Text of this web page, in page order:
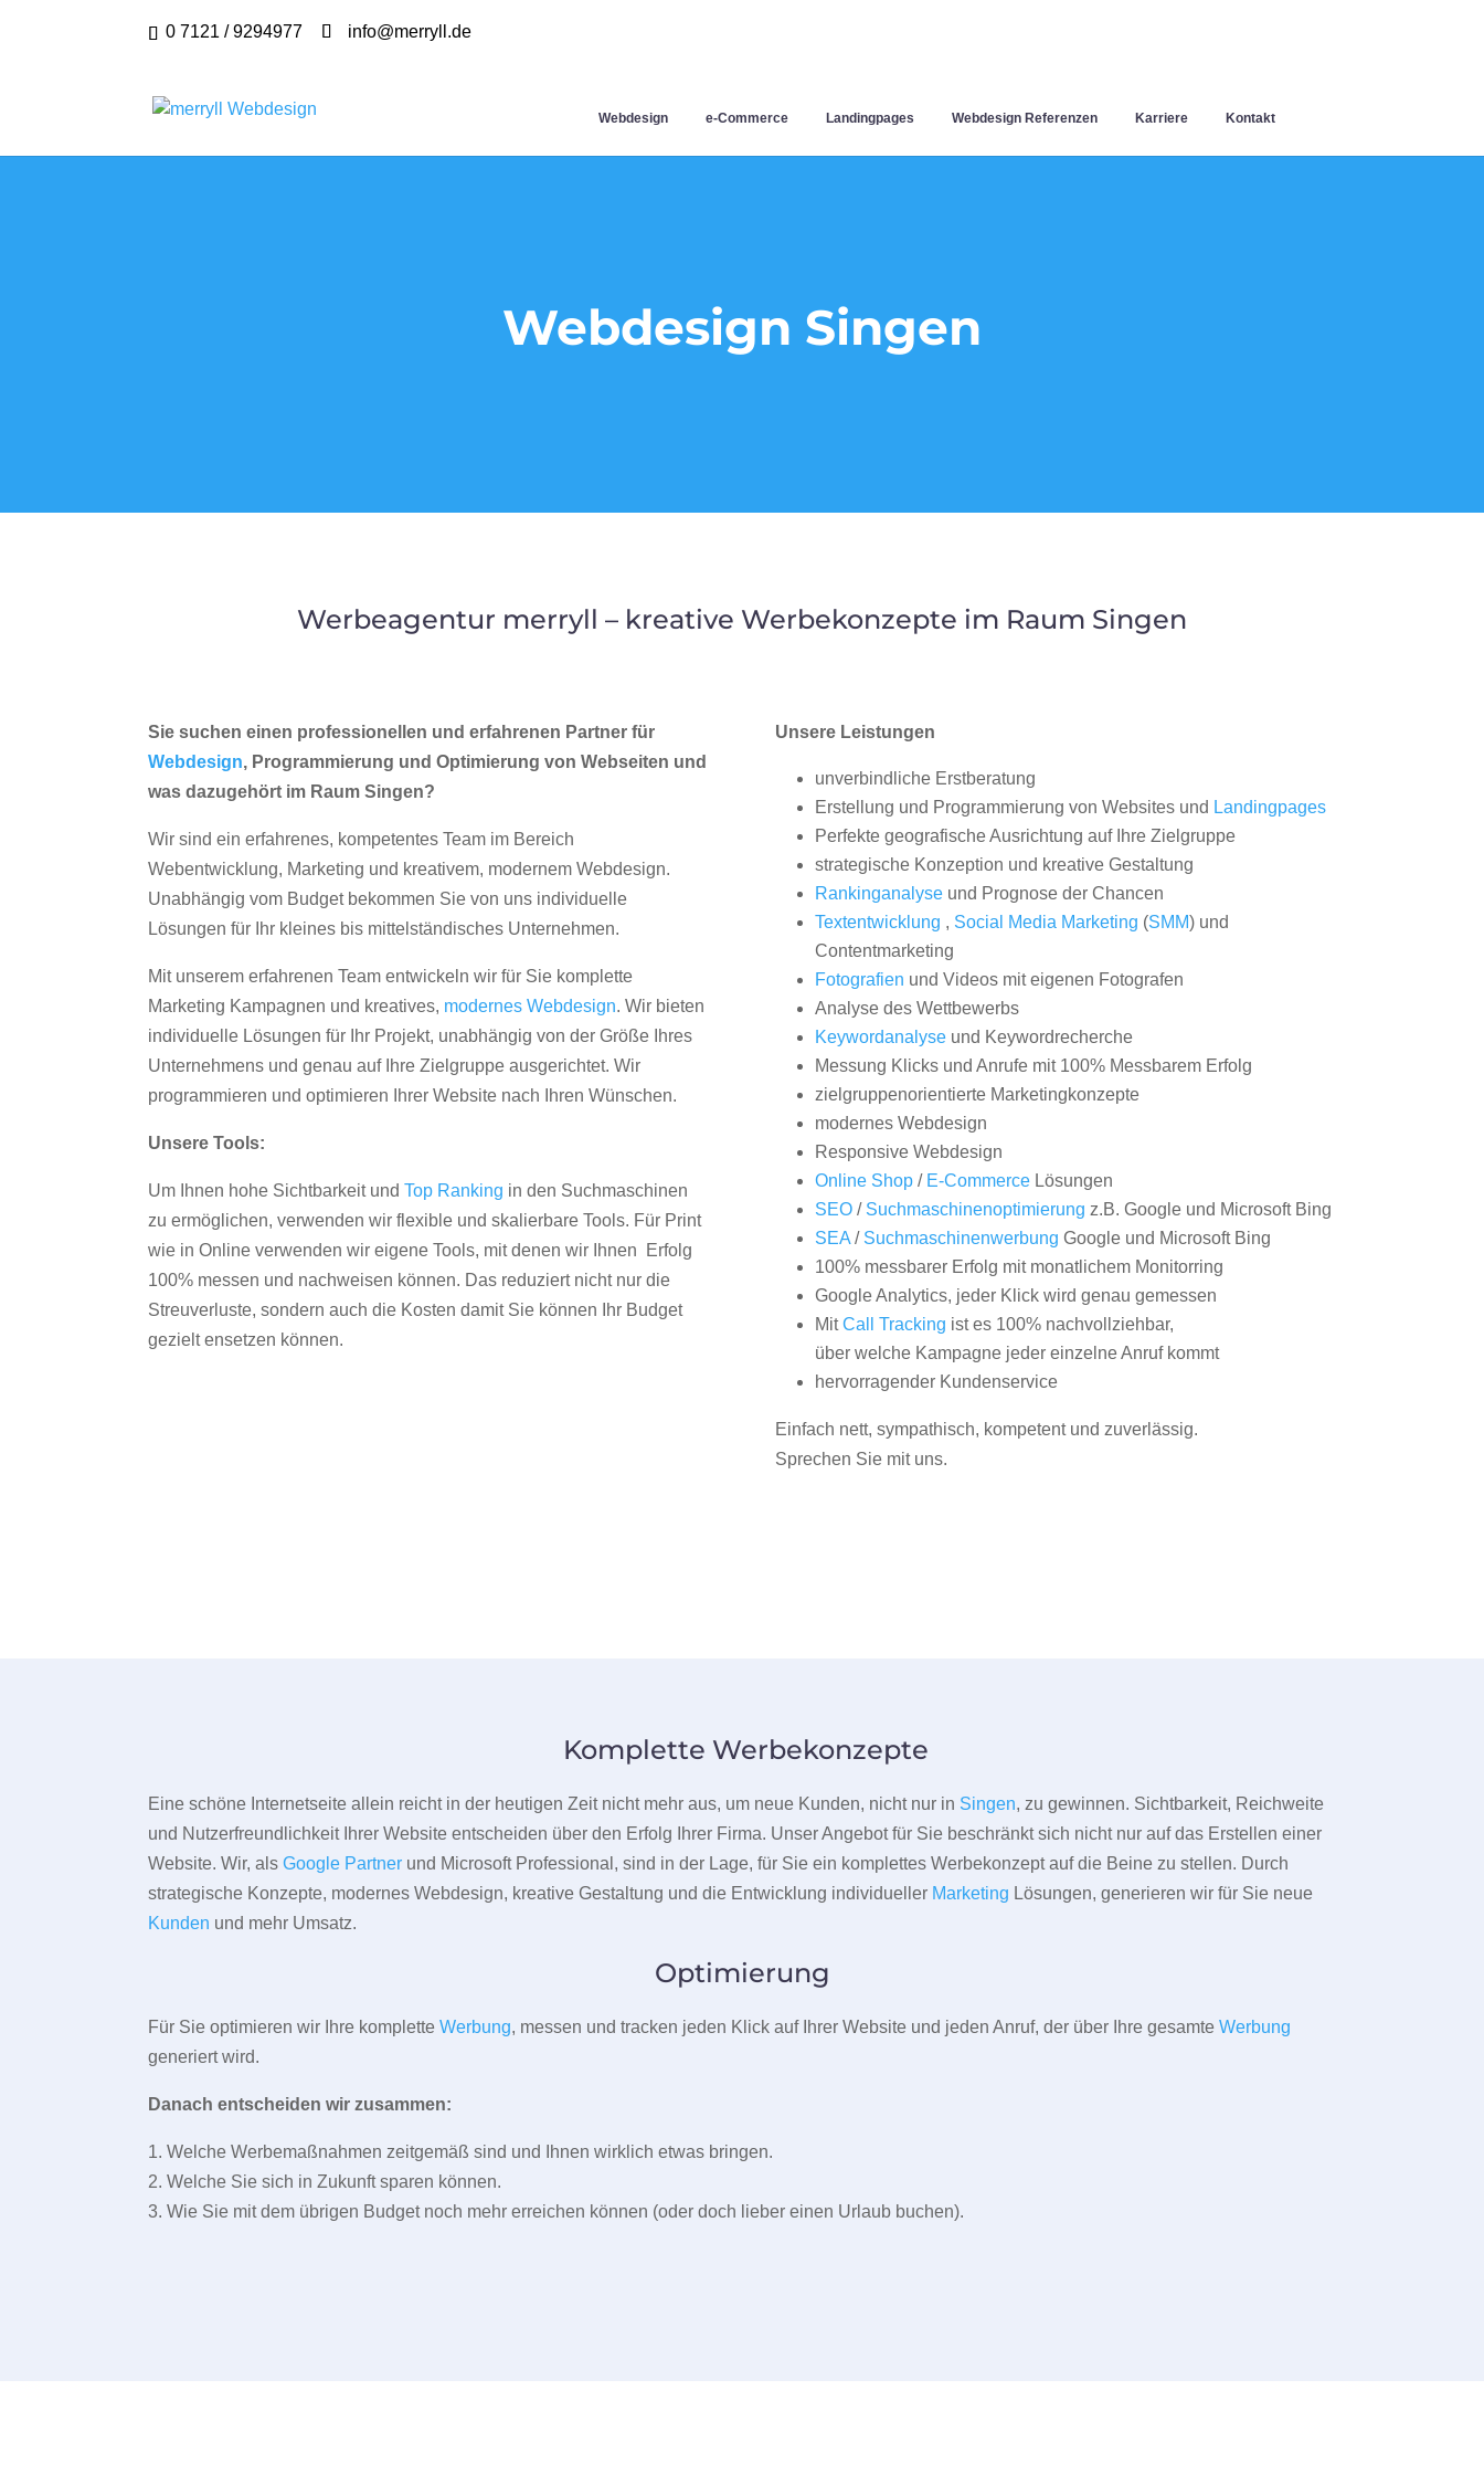
0 7121 / 9294977 info@merryll.de
Webdesign e-Commerce Landingpages Webdesign Referenzen Karriere Kontakt
Webdesign Singen
Werbeagentur merryll – kreative Werbekonzepte im Raum Singen
Sie suchen einen professionellen und erfahrenen Partner für
Webdesign, Programmierung und Optimierung von Webseiten und
was dazugehört im Raum Singen?
Wir sind ein erfahrenes, kompetentes Team im Bereich
Webentwicklung, Marketing und kreativem, modernem Webdesign.
Unabhängig vom Budget bekommen Sie von uns individuelle
Lösungen für Ihr kleines bis mittelständisches Unternehmen.
Mit unserem erfahrenen Team entwickeln wir für Sie komplette
Marketing Kampagnen und kreatives, modernes Webdesign. Wir bieten
individuelle Lösungen für Ihr Projekt, unabhängig von der Größe Ihres
Unternehmens und genau auf Ihre Zielgruppe ausgerichtet. Wir
programmieren und optimieren Ihrer Website nach Ihren Wünschen.
Unsere Tools:
Um Ihnen hohe Sichtbarkeit undTop Ranking in den Suchmaschinen
zu ermöglichen, verwenden wir flexible und skalierbare Tools. Für Print
wie in Online verwenden wir eigene Tools, mit denen wir Ihnen Erfolg
100% messen und nachweisen können. Das reduziert nicht nur die
Streuverluste, sondern auch die Kosten damit Sie können Ihr Budget
gezielt ensetzen können.
Unsere Leistungen
unverbindliche Erstberatung
Erstellung und Programmierung von Websites und Landingpages
Perfekte geografische Ausrichtung auf Ihre Zielgruppe
strategische Konzeption und kreative Gestaltung
Rankinganalyseund Prognose der Chancen
Textentwicklung , Social Media Marketing (SMM) und
Contentmarketing
Fotografien und Videos mit eigenen Fotografen
Analyse des Wettbewerbs
Keywordanalyseund Keywordrecherche
Messung Klicks und Anrufe mit 100% Messbarem Erfolg
zielgruppenorientierte Marketingkonzepte
modernes Webdesign
Responsive Webdesign
Online Shop/ E-CommerceLösungen
SEO/ Suchmaschinenoptimierung z.B. Google und Microsoft Bing
SEA/ Suchmaschinenwerbung Google und Microsoft Bing
100% messbarer Erfolg mit monatlichem Monitorring
Google Analytics, jeder Klick wird genau gemessen
MitCall Tracking ist es 100% nachvollziehbar,
über welche Kampagne jeder einzelne Anruf kommt
hervorragender Kundenservice
Einfach nett, sympathisch, kompetent und zuverlässig.
Sprechen Sie mit uns.
Komplette Werbekonzepte
Eine schöne Internetseite allein reicht in der heutigen Zeit nicht mehr aus, um neue Kunden, nicht nur in Singen, zu gewinnen. Sichtbarkeit, Reichweite
und Nutzerfreundlichkeit Ihrer Website entscheiden über den Erfolg Ihrer Firma. Unser Angebot für Sie beschränkt sich nicht nur auf das Erstellen einer
Website. Wir, alsGoogle Partner und Microsoft Professional, sind in der Lage, für Sie ein komplettes Werbekonzept auf die Beine zu stellen. Durch
strategische Konzepte, modernes Webdesign, kreative Gestaltung und die Entwicklung individueller Marketing Lösungen, generieren wir für Sie neue
Kunden und mehr Umsatz.
Optimierung
Für Sie optimieren wir Ihre kompletteWerbung, messen und tracken jeden Klick auf Ihrer Website und jeden Anruf, der über Ihre gesamteWerbung
generiert wird.
Danach entscheiden wir zusammen:
1. Welche Werbemaßnahmen zeitgemäß sind und Ihnen wirklich etwas bringen.
2. Welche Sie sich in Zukunft sparen können.
3. Wie Sie mit dem übrigen Budget noch mehr erreichen können (oder doch lieber einen Urlaub buchen).